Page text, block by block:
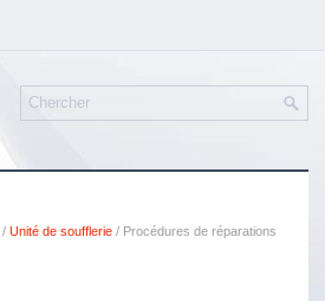
/ Unité de soufflerie / Procédures de réparations